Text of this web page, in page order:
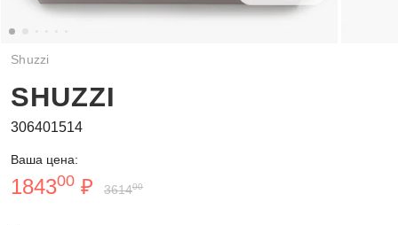
Shuzzi
SHUZZI
306401514
Ваша цена:
184300 ₽ 361400